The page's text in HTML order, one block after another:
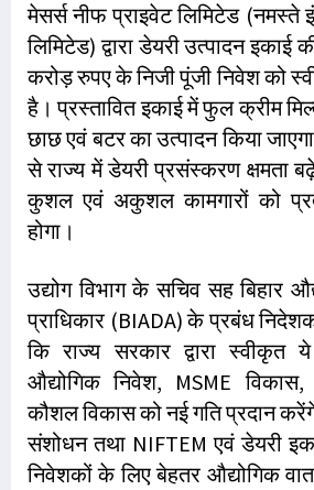
मेसर्स नीफ प्राइवेट लिमिटेड (नमस्ते
लिमिटेड) द्वारा डेयरी उत्पादन इकाई
करोड़ रुपए के निजी पूंजी निवेश को
है। प्रस्तावित इकाई में फुल क्रीम
छाछ एवं बटर का उत्पादन किया
से राज्य में डेयरी प्रसंस्करण क्षमता
कुशल एवं अकुशल कामगारों को
होगा।
उद्योग विभाग के सचिव सह बिहार
प्राधिकार (BIADA) के प्रबंध
कि राज्य सरकार द्वारा स्वीकृत
औद्योगिक निवेश, MSME
कौशल विकास को नई गति प्रदान
संशोधन तथा NIFTEM एवं डेयरी
निवेशकों के लिए बेहतर औद्योगिक